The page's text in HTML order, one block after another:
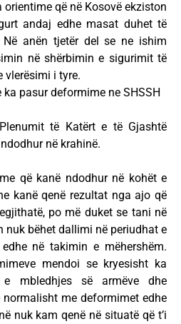
orientime që në Kosovë ekziston
andaj edhe masat duhet të
anën tjetër del se ne ishim
në shërbimin e sigurimit të
vlerësimi i tyre.
pasur deformime ne SHSSH
të Katërt e të Gjashtë
në krahinë.
që kanë ndodhur në kohët e
kanë qenë rezultat nga ajo që
po më duket se tani në
nuk bëhet dallimi në periudhat e
në takimin e mëhershëm.
mendoi se kryesisht ka
mbledhjes së armëve dhe
normalisht me deformimet edhe
nuk kam qenë në situatë që t’i